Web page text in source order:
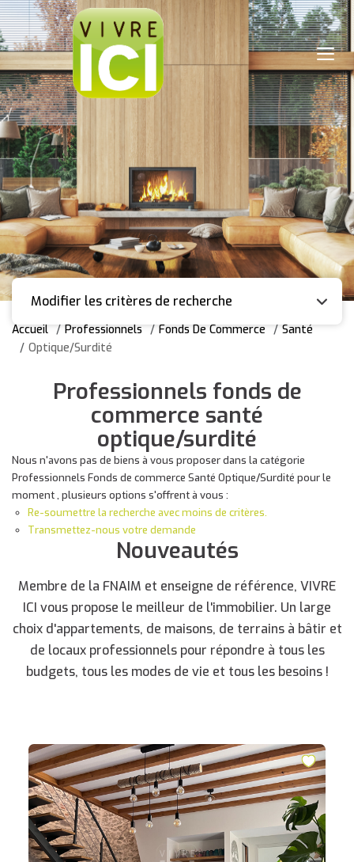
Modifier les critères de recherche
Accueil Professionnels Fonds De Commerce
Santé
Optique/Surdité
Professionnels fonds de
commerce santé
optique/surdité
Nous n'avons pas de biens à vous proposer dans la catégorie
Professionnels Fonds de commerce Santé Optique/Surdité pour le
moment , plusieurs options s'offrent à vous :
Re-soumettre la recherche avec moins de critères.
Transmettez-nous votre demande
Nouveautés
Membre de la FNAIM et enseigne de référence, VIVRE
ICI vous propose le meilleur de l'immobilier. Un large
choix d'appartements, de maisons, de terrains à bâtir et
de locaux professionnels pour répondre à tous les
budgets, tous les modes de vie et tous les besoins !